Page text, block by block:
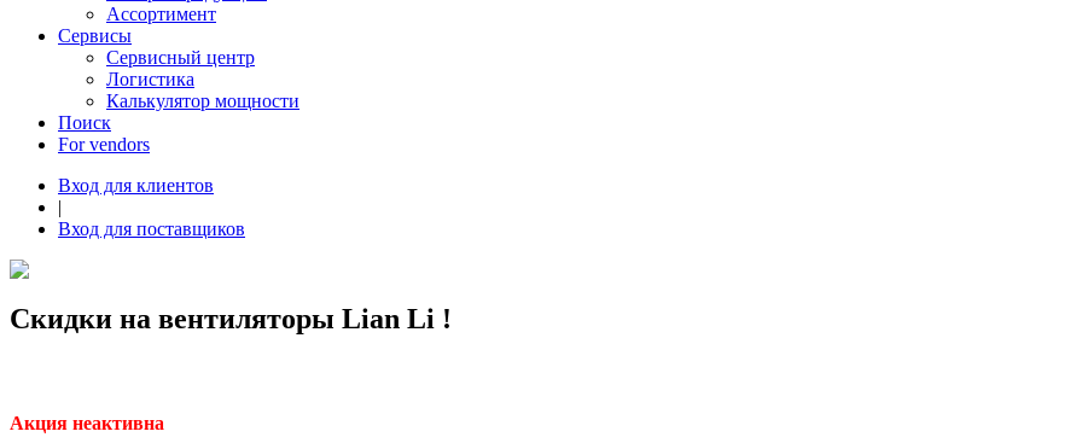
Ассортимент
Сервисы
Сервисный центр
Логистика
Калькулятор мощности
Поиск
For vendors
Вход для клиентов
|
Вход для поставщиков
Скидки на вентиляторы Lian Li !
Акция неактивна